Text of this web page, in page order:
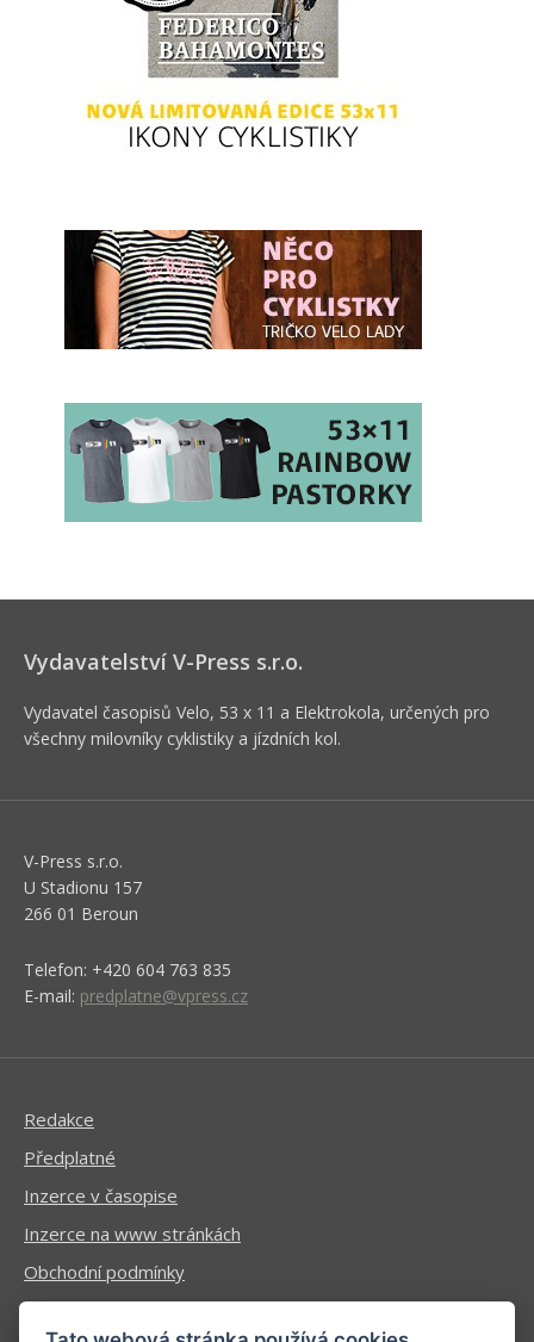
Vydavatelství V-Press s.r.o.
Vydavatel časopisů Velo, 53 x 11 a Elektrokola, určených pro
všechny milovníky cyklistiky a jízdních kol.
V-Press s.r.o.
U Stadionu 157
266 01 Beroun
Telefon: +420 604 763 835
E-mail: predplatne@vpress.cz
Redakce
Předplatné
Inzerce v časopise
Inzerce na www stránkách
Obchodní podmínky
Ochrana osobních údajů